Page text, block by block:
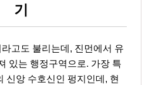
기
고도 불리는데, 진먼에서 유
있는 행정구역으로. 가장 특
신앙 수호신인 펑지인데, 현